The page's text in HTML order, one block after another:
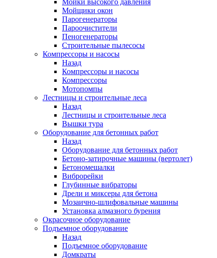
Мойки высокого давления
Мойщики окон
Парогенераторы
Пароочистители
Пеногенераторы
Строительные пылесосы
Компрессоры и насосы
Назад
Компрессоры и насосы
Компрессоры
Мотопомпы
Лестницы и строительные леса
Назад
Лестницы и строительные леса
Вышки тура
Оборудование для бетонных работ
Назад
Оборудование для бетонных работ
Бетоно-затирочные машины (вертолет)
Бетономешалки
Виброрейки
Глубинные вибраторы
Дрели и миксеры для бетона
Мозаично-шлифовальные машины
Установка алмазного бурения
Окрасочное оборудование
Подъемное оборудование
Назад
Подъемное оборудование
Домкраты